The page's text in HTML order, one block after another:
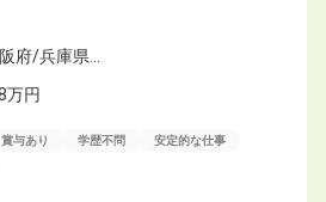
府/兵庫県…
万円
賞与あり 学歴不問 安定的な仕事